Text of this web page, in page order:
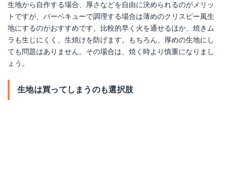
生地から自作する場合、厚さなどを自由に決められるのがメリッ
トですが、バーベキューで調理する場合は薄めのクリスピー風生
地にするのがおすすめです。比較的早く火を通せるほか、焼きム
ラも生じにくく、生焼けを防げます。もちろん、厚めの生地にし
ても問題はありません。その場合は、焼く時より慎重になりまし
ょう。
生地は買ってしまうのも選択肢